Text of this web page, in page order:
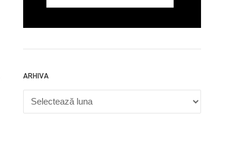
ARHIVA
Arhiva